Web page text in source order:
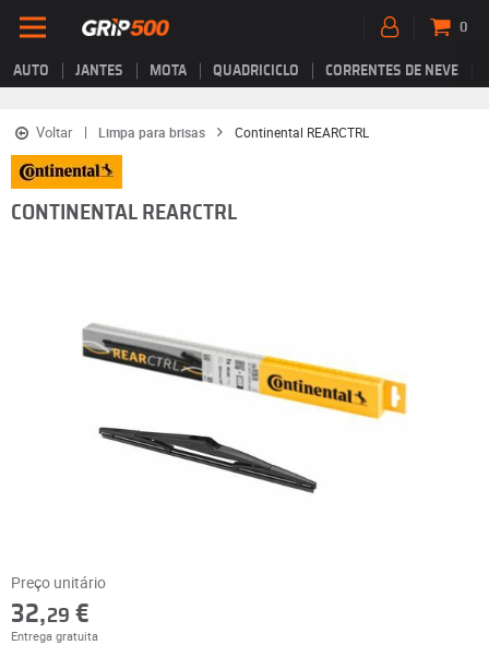
AUTO JANTES MOTA QUADRICICLO CORRENTES DE NEVE
0
Voltar Limpa para brisas Continental REARCTRL
CONTINENTAL REARCTRL
Preço unitário
32,29 €
Entrega gratuita